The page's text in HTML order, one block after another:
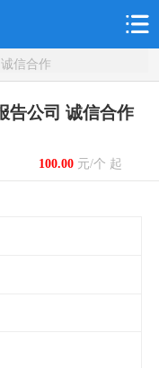
信合作
告公司 诚信合作
100.00元/个 起